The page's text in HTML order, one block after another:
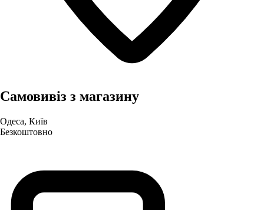
Самовивіз з магазину
Одеса, Київ
Безкоштовно